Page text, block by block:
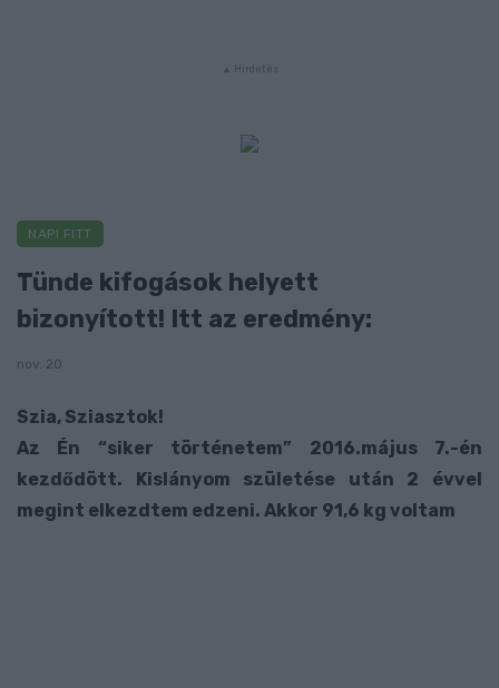
NAPI FITT
Tünde kifogások helyett
bizonyított! Itt az eredmény:
nov. 20
Szia, Sziasztok!
Az Én “siker történetem” 2016.május 7.-én
kezdődött. Kislányom születése után 2 évvel
megint elkezdtem edzeni. Akkor 91,6 kg voltam